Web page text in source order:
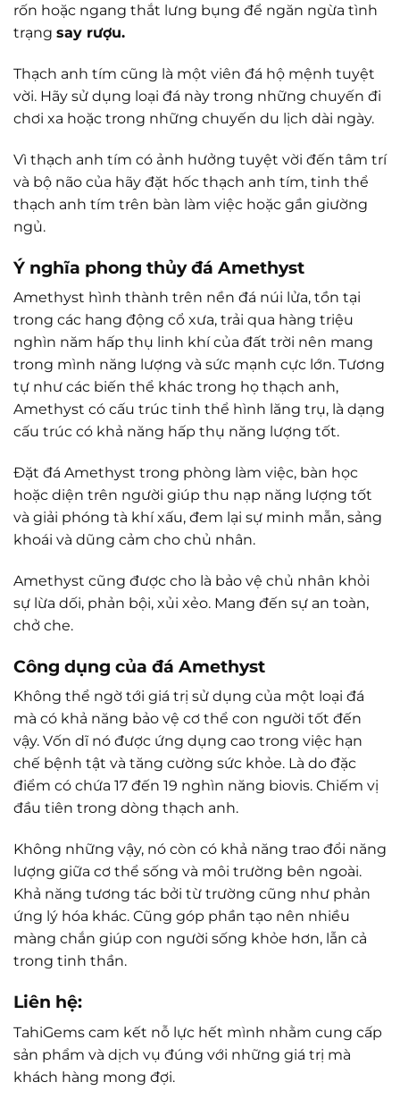
rốn hoặc ngang thắt lưng bụng để ngăn ngừa tình
trạng say rượu.
Thạch anh tím cũng là một viên đá hộ mệnh tuyệt
vời. Hãy sử dụng loại đá này trong những chuyến đi
chơi xa hoặc trong những chuyến du lịch dài ngày.
Vì thạch anh tím có ảnh hưởng tuyệt vời đến tâm trí
và bộ não của hãy đặt hốc thạch anh tím, tinh thể
thạch anh tím trên bàn làm việc hoặc gần giường
ngủ.
Ý nghĩa phong thủy đá Amethyst
Amethyst hình thành trên nền đá núi lửa, tồn tại
trong các hang động cổ xưa, trải qua hàng triệu
nghìn năm hấp thụ linh khí của đất trời nên mang
trong mình năng lượng và sức mạnh cực lớn. Tương
tự như các biến thể khác trong họ thạch anh,
Amethyst có cấu trúc tinh thể hình lăng trụ, là dạng
cấu trúc có khả năng hấp thụ năng lượng tốt.
Đặt đá Amethyst trong phòng làm việc, bàn học
hoặc diện trên người giúp thu nạp năng lượng tốt
và giải phóng tà khí xấu, đem lại sự minh mẫn, sảng
khoái và dũng cảm cho chủ nhân.
Amethyst cũng được cho là bảo vệ chủ nhân khỏi
sự lừa dối, phản bội, xủi xẻo. Mang đến sự an toàn,
chở che.
Công dụng của đá Amethyst
Không thể ngờ tới giá trị sử dụng của một loại đá
mà có khả năng bảo vệ cơ thể con người tốt đến
vậy. Vốn dĩ nó được ứng dụng cao trong việc hạn
chế bệnh tật và tăng cường sức khỏe. Là do đặc
điểm có chứa 17 đến 19 nghìn năng biovis. Chiếm vị
đầu tiên trong dòng thạch anh.
Không những vậy, nó còn có khả năng trao đổi năng
lượng giữa cơ thể sống và môi trường bên ngoài.
Khả năng tương tác bởi từ trường cũng như phản
ứng lý hóa khác. Cũng góp phần tạo nên nhiều
màng chắn giúp con người sống khỏe hơn, lẫn cả
trong tinh thần.
Liên hệ:
TahiGems cam kết nỗ lực hết mình nhằm cung cấp
sản phẩm và dịch vụ đúng với những giá trị mà
khách hàng mong đợi.